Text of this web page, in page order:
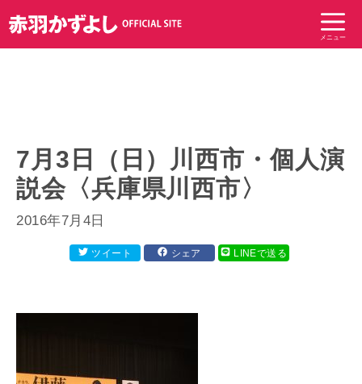
ン
テ
メニュー
7月3日（日）川西市・個人演
説会〈兵庫県川西市〉
2016年7月4日
ツイート シェア LINEで送る